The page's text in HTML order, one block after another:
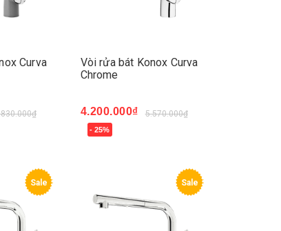
Curva
Vòi rửa bát Konox Curva
Chrome
4.200.000₫ 5.570.000₫
- 25%
Mua ngay
Sale Sale